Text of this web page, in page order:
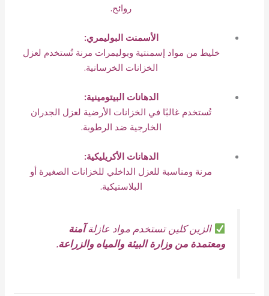
روائح.
الأسمنت البوليمري:
خليط من مواد إسمنتية وبوليمرات مرنة تُستخدم لعزل
الخزانات الخرسانية.
الدهانات البيتومينية:
تُستخدم غالبًا في الخزانات الأرضية لعزل الجدران
الخارجية ضد الرطوبة.
الدهانات الأكريليكية:
مرنة ومناسبة للعزل الداخلي للخزانات الصغيرة أو
البلاستيكية.
الزين كلين تستخدم مواد عازلةآمنة
ومعتمدة من وزارة البيئة والمياه والزراعة.